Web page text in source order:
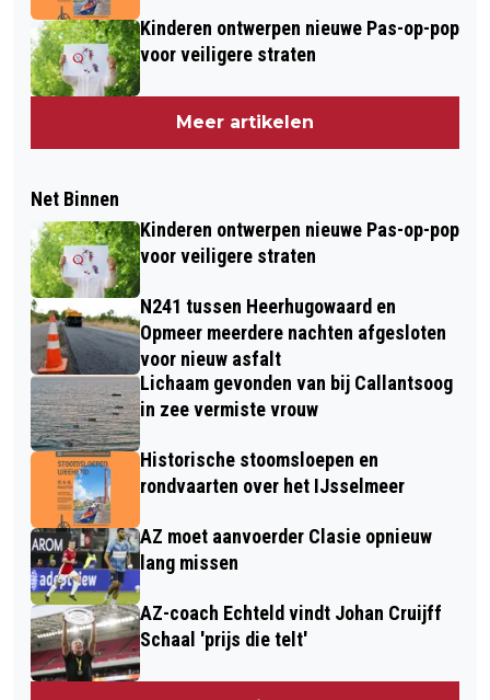
Kinderen ontwerpen nieuwe Pas-op-pop
voor veiligere straten
Meer artikelen
Net Binnen
Kinderen ontwerpen nieuwe Pas-op-pop
voor veiligere straten
N241 tussen Heerhugowaard en
Opmeer meerdere nachten afgesloten
voor nieuw asfalt
Lichaam gevonden van bij Callantsoog
in zee vermiste vrouw
Historische stoomsloepen en
rondvaarten over het IJsselmeer
AZ moet aanvoerder Clasie opnieuw
lang missen
AZ-coach Echteld vindt Johan Cruijff
Schaal 'prijs die telt'